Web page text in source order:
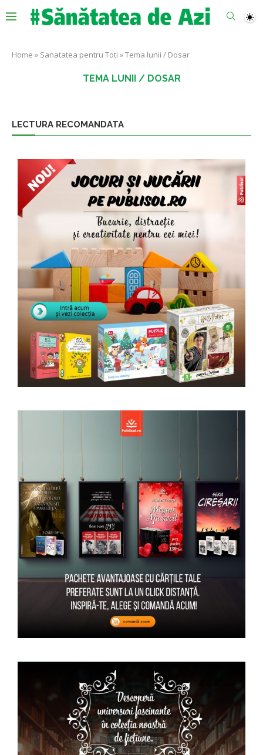
Home » Sanatatea pentru Toti »Tema lunii / Dosar
TEMA LUNII / DOSAR
LECTURA RECOMANDATA